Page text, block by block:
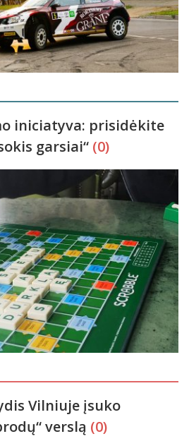
iniciatyva: prisidėkite
garsiai“ (0)
Vilniuje įsuko
verslą (0)